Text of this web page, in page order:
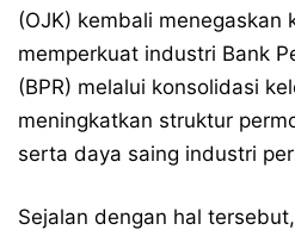
(OJK) kembali menegaskan
memperkuat industri Bank
(BPR) melalui konsolidasi
meningkatkan struktur
serta daya saing industri
Sejalan dengan hal